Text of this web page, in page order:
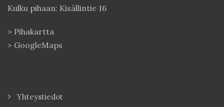
Kulku pihaan: Kisällintie 16
> Pihakartta
> GoogleMaps
Yhteystiedot